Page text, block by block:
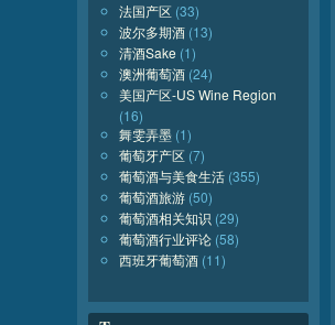
法国产区 (33)
波尔多期酒 (13)
清酒Sake (1)
澳洲葡萄酒 (24)
美国产区-US Wine Region
(16)
舞雯弄墨 (1)
葡萄牙产区 (7)
葡萄酒与美食生活 (355)
葡萄酒旅游 (50)
葡萄酒相关知识 (29)
葡萄酒行业评论 (58)
西班牙葡萄酒 (11)